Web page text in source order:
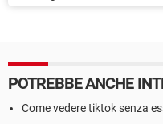
POTREBBE ANCHE
Come vedere tiktok senza